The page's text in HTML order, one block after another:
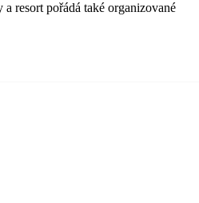
resort pořádá také organizované